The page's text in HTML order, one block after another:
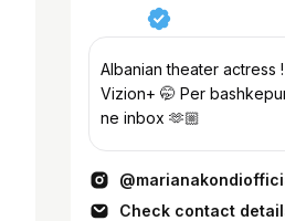
Albanian theater actress
Vizion+ 🤭 Per bashkepunime kontakt
ne inbox 🫶🏼
Check contact